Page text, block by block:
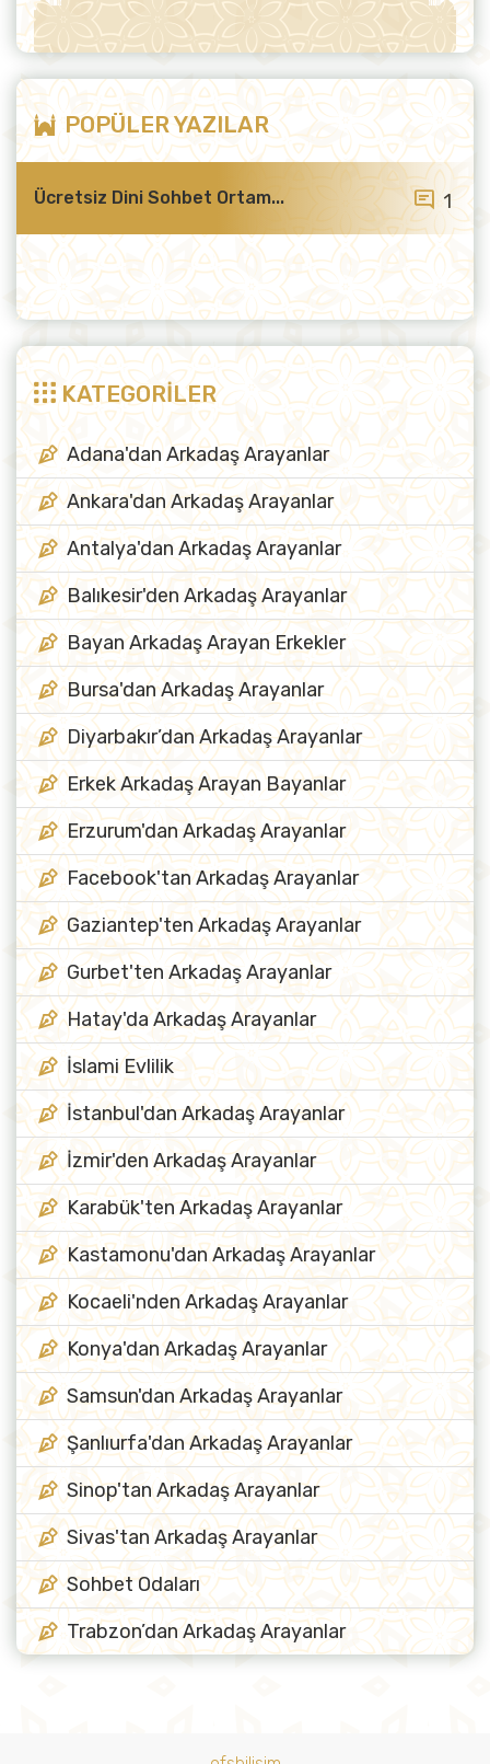
POPÜLER YAZILAR
Ücretsiz Dini Sohbet Ortam... 1
KATEGORİLER
Adana'dan Arkadaş Arayanlar
Ankara'dan Arkadaş Arayanlar
Antalya'dan Arkadaş Arayanlar
Balıkesir'den Arkadaş Arayanlar
Bayan Arkadaş Arayan Erkekler
Bursa'dan Arkadaş Arayanlar
Diyarbakır’dan Arkadaş Arayanlar
Erkek Arkadaş Arayan Bayanlar
Erzurum'dan Arkadaş Arayanlar
Facebook'tan Arkadaş Arayanlar
Gaziantep'ten Arkadaş Arayanlar
Gurbet'ten Arkadaş Arayanlar
Hatay'da Arkadaş Arayanlar
İslami Evlilik
İstanbul'dan Arkadaş Arayanlar
İzmir'den Arkadaş Arayanlar
Karabük'ten Arkadaş Arayanlar
Kastamonu'dan Arkadaş Arayanlar
Kocaeli'nden Arkadaş Arayanlar
Konya'dan Arkadaş Arayanlar
Samsun'dan Arkadaş Arayanlar
Şanlıurfa'dan Arkadaş Arayanlar
Sinop'tan Arkadaş Arayanlar
Sivas'tan Arkadaş Arayanlar
Sohbet Odaları
Trabzon’dan Arkadaş Arayanlar